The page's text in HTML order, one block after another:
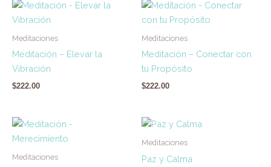
Meditaciones
Meditación – Elevar la
Vibración
$222.00
Meditaciones
Meditación – Conectar con
tu Propósito
$222.00
Meditaciones
Meditaciones
Paz y Calma